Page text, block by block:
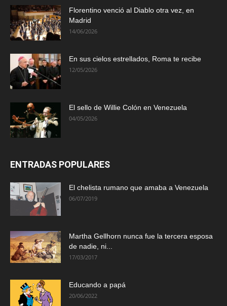
Florentino venció al Diablo otra vez, en
Madrid
14/06/2026
En sus cielos estrellados, Roma te recibe
12/05/2026
El sello de Willie Colón en Venezuela
04/05/2026
ENTRADAS POPULARES
El chelista rumano que amaba a Venezuela
06/07/2019
Martha Gellhorn nunca fue la tercera esposa
de nadie, ni...
17/03/2017
Educando a papá
20/06/2022